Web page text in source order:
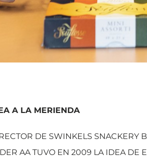
A LA MERIENDA
DE SWINKELS SNACKERY
AA TUVO EN 2009 LA IDEA DE